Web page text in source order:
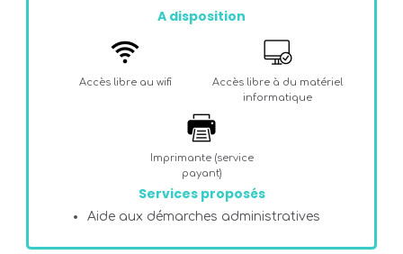
A disposition
Accès libre au wifi
Accès libre à du matériel
informatique
Imprimante (service
payant)
Services proposés
Aide aux démarches administratives